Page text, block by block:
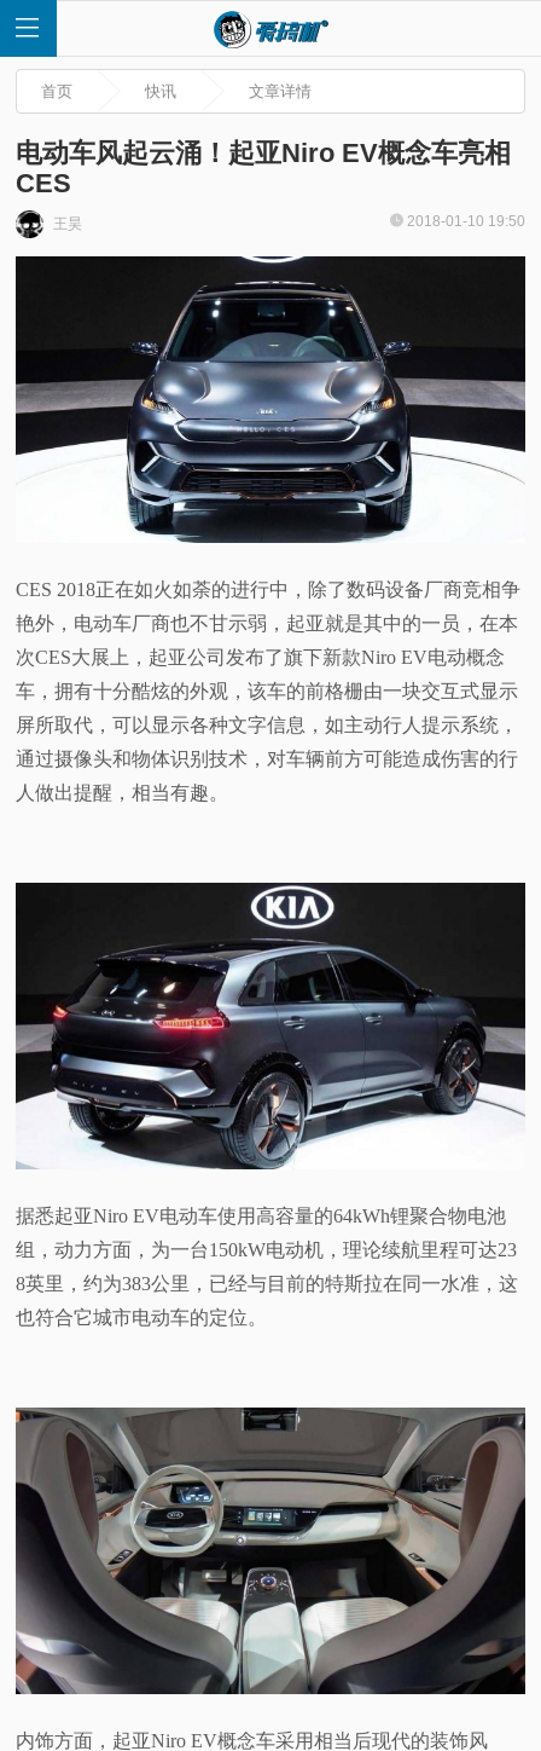
首
讯
评
视
科
普
验
首页 快讯 文章详情
电动车风起云涌！起亚Niro EV概念车亮相
CES
王昊 2018-01-10 19:50
CES 2018正在如火如荼的进行中，除了数码设备厂商竞相争
艳外，电动车厂商也不甘示弱，起亚就是其中的一员，在本
次CES大展上，起亚公司发布了旗下新款Niro EV电动概念
车，拥有十分酷炫的外观，该车的前格栅由一块交互式显示
屏所取代，可以显示各种文字信息，如主动行人提示系统，
通过摄像头和物体识别技术，对车辆前方可能造成伤害的行
人做出提醒，相当有趣。
据悉起亚Niro EV电动车使用高容量的64kWh锂聚合物电池
组，动力方面，为一台150kW电动机，理论续航里程可达23
8英里，约为383公里，已经与目前的特斯拉在同一水准，这
也符合它城市电动车的定位。
内饰方面，起亚Niro EV概念车采用相当后现代的装饰风